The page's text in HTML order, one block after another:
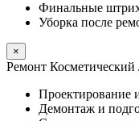
Финальные
Уборка после
×
Ремонт
Проектирование
Демонтаж и